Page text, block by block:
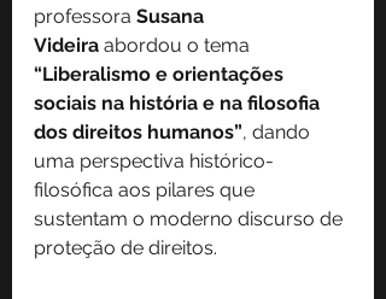
professora Susana
Videira abordou o tema
“Liberalismo e orientações
sociais na história e na filosofia
dos direitos humanos”, dando
uma perspectiva histórico-
filosófica aos pilares que
sustentam o moderno discurso de
proteção de direitos.